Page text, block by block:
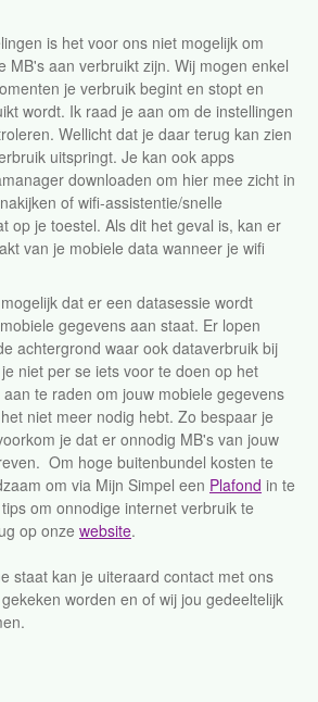
is het voor ons niet mogelijk om
MB's aan verbruikt zijn. Wij mogen enkel
je verbruik begint en stopt en
wordt. Ik raad je aan om de instellingen
Wellicht dat je daar terug kan zien
uitspringt. Je kan ook apps
downloaden om hier mee zicht in
of wifi-assistentie/snelle
op je toestel. Als dit het geval is, kan er
van je mobiele data wanneer je wifi
dat er een datasessie wordt
gegevens aan staat. Er lopen
achtergrond waar ook dataverbruik bij
niet per se iets voor te doen op het
te raden om jouw mobiele gegevens
niet meer nodig hebt. Zo bespaar je
je dat er onnodig MB's van jouw
Om hoge buitenbundel kosten te
om via Mijn Simpel een Plafond in te
om onnodige internet verbruik te
op onze website.
staat kan je uiteraard contact met ons
worden en of wij jou gedeeltelijk